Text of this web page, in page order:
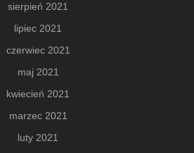
sierpień 2021
lipiec 2021
czerwiec 2021
maj 2021
kwiecień 2021
marzec 2021
luty 2021